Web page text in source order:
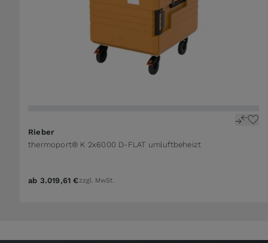
Rieber
thermoport® K 2x6000 D-FLAT umluftbeheizt
The price depends on the options chosen on the
ab 3.019,61 €zzgl. MwSt.